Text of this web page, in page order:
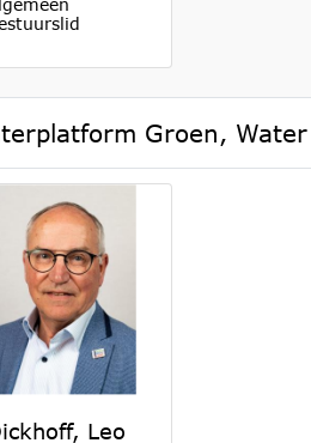
Groen,
Leo